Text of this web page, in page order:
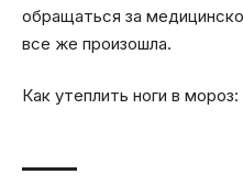
обращаться за
все же произошла.
Как утеплить ноги в мороз: